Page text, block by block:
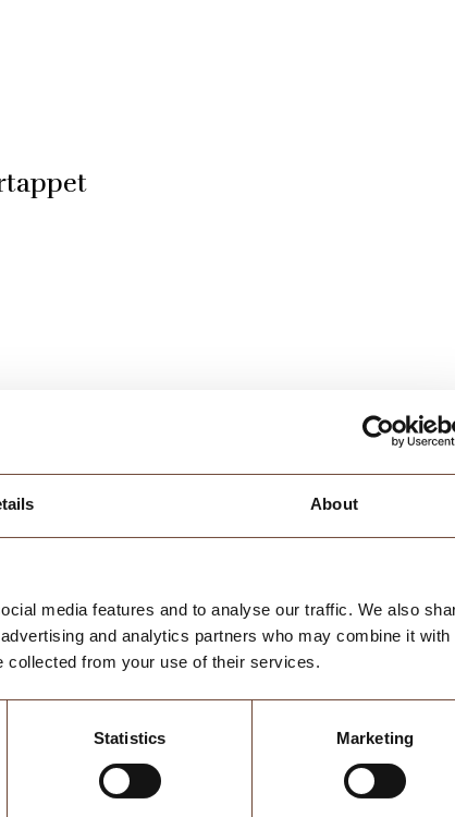
About
media features and to analyse our traffic. We also
and analytics partners who may combine it with
collected from your use of their services.
Statistics Marketing
moderne